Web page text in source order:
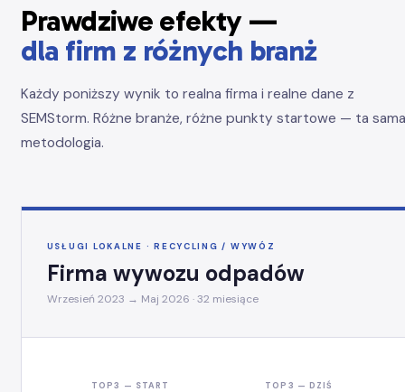
Prawdziwe efekty —
dla firm z różnych branż
Każdy poniższy wynik to realna firma i realne dane z
SEMStorm. Różne branże, różne punkty startowe — ta sama
metodologia.
USŁUGI LOKALNE · RECYCLING / WYWÓZ
Firma wywozu odpadów
Wrzesień 2023 → Maj 2026 · 32 miesiące
TOP3 — START TOP3 — DZIŚ